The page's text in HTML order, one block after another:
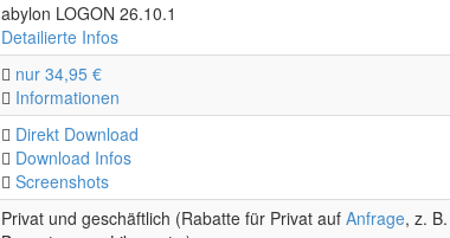
abylon LOGON 26.10.1
Detailierte Infos
nur 34,95 €
Informationen
Direkt Download
Download Infos
Screenshots
Privat und geschäftlich (Rabatte für Privat auf Anfrage, z.